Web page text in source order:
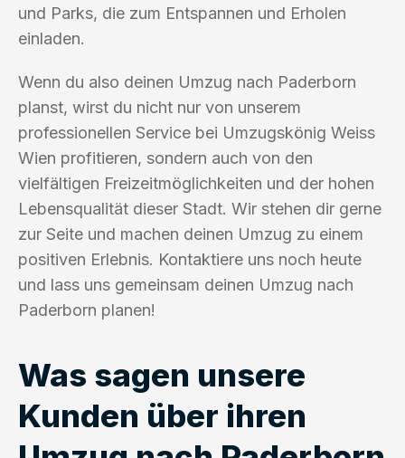
und Parks, die zum Entspannen und Erholen
einladen.
Wenn du also deinen Umzug nach Paderborn
planst, wirst du nicht nur von unserem
professionellen Service bei Umzugskönig Weiss
Wien profitieren, sondern auch von den
vielfältigen Freizeitmöglichkeiten und der hohen
Lebensqualität dieser Stadt. Wir stehen dir gerne
zur Seite und machen deinen Umzug zu einem
positiven Erlebnis. Kontaktiere uns noch heute
und lass uns gemeinsam deinen Umzug nach
Paderborn planen!
Was sagen unsere
Kunden über ihren